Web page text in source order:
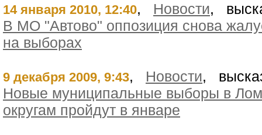
14 января 2010, 12:40, Новости,
В МО "Автово" оппозиция снова
на выборах
9 декабря 2009, 9:43, Новости,
Новые муниципальные выборы в
округам пройдут в январе